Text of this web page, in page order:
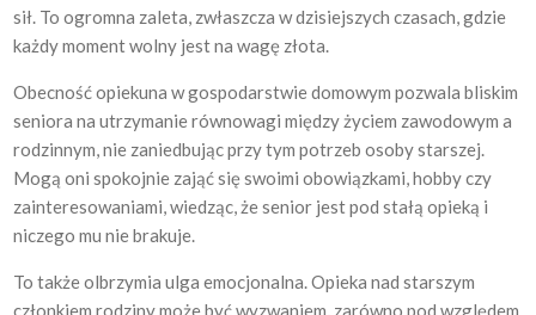
sił. To ogromna zaleta, zwłaszcza w dzisiejszych czasach, gdzie
każdy moment wolny jest na wagę złota.
Obecność opiekuna w gospodarstwie domowym pozwala bliskim
seniora na utrzymanie równowagi między życiem zawodowym a
rodzinnym, nie zaniedbując przy tym potrzeb osoby starszej.
Mogą oni spokojnie zająć się swoimi obowiązkami, hobby czy
zainteresowaniami, wiedząc, że senior jest pod stałą opieką i
niczego mu nie brakuje.
To także olbrzymia ulga emocjonalna. Opieka nad starszym
członkiem rodziny może być wyzwaniem, zarówno pod względem